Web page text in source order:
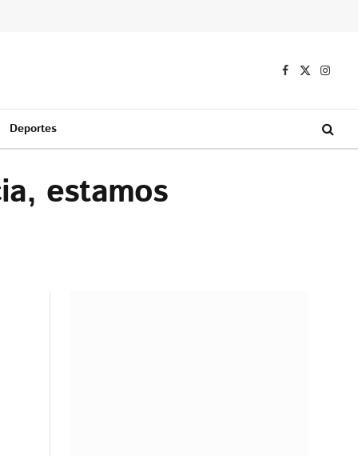
Facebook
X
Deportes
estamos